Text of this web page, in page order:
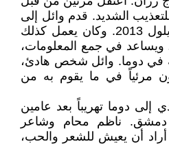
الشديد. قدم وائل إلى
دوما تهريباً هو الآخر في أيلول 2013. وكان يعمل كذلك
ويساعد في جمع المعلومات،
في دوما. وائل شخص هادئ،
مرئياً في ما يقوم به من
إلى دوما تهريباً بعد عامين
ناظم محام وشاعر
أن يعيش للشعر والحب،